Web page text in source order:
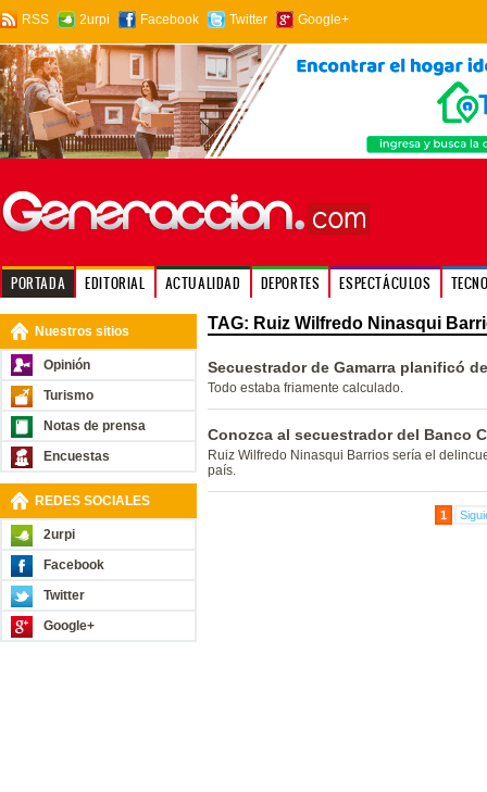
RSS 2urpi Facebook Twitter Google+
PORTADA EDITORIAL ACTUALIDAD DEPORTES ESPECTÁCULOS
Nuestros sitios
Opinión
Turismo
Notas de prensa
Encuestas
REDES SOCIALES
2urpi
Facebook
Twitter
Google+
TAG: Ruiz Wilfredo Ninasqui
Secuestrador de Gamarra planificó
Todo estaba friamente calculado.
Conozca al secuestrador del Banco
Ruiz Wilfredo Ninasqui Barrios sería el
país.
1